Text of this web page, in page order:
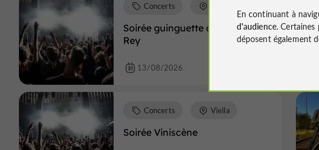
Soirée guinguette au Domaine
Rey
Concerts
13/08/2026
Soirée Viniscène
Concerts Viella
En continuant à
d'audience.
déposent également